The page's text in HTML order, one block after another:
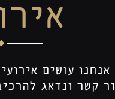
אנחנו עושים אירועי
קשר ונדאג